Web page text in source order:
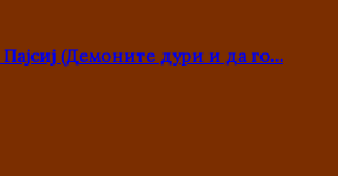
(Демоните дури и да го…